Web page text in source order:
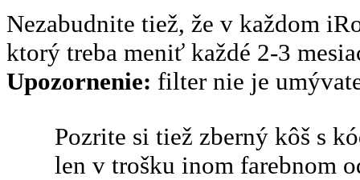
Nezabudnite tiež, že v každom
ktorý treba meniť každé 2-3
Upozornenie: filter nie je
Pozrite si tiež zberný kôš s
len v trošku inom farebnom